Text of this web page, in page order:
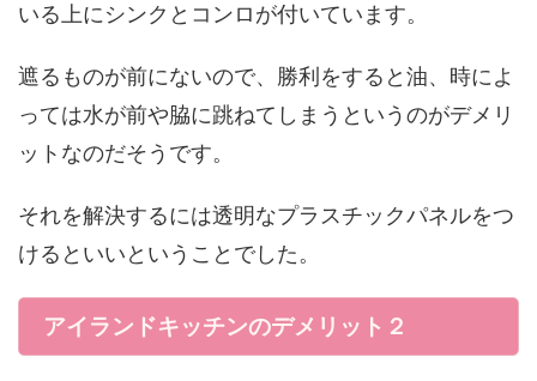
いる上にシンクとコンロが付いています。
遮るものが前にないので、勝利をすると油、時によ
っては水が前や脇に跳ねてしまうというのがデメリ
ットなのだそうです。
それを解決するには透明なプラスチックパネルをつ
けるといいということでした。
アイランドキッチンのデメリット２